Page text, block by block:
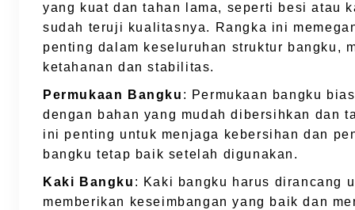
yang kuat dan tahan lama, seperti besi atau
sudah teruji kualitasnya. Rangka ini
penting dalam keseluruhan struktur bangku,
ketahanan dan stabilitas.
Permukaan Bangku : Permukaan bangku
dengan bahan yang mudah dibersihkan dan
ini penting untuk menjaga kebersihan dan
bangku tetap baik setelah digunakan.
Kaki Bangku : Kaki bangku harus dirancang
memberikan keseimbangan yang baik dan